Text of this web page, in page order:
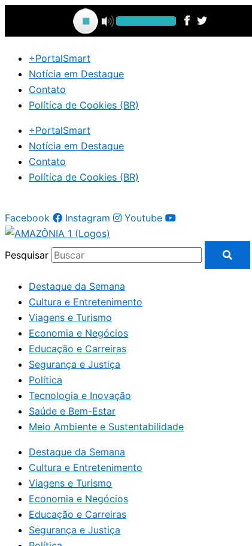
Ir
o
conteúdo+PortalSmart
Notícia em Destaque
Contato
Política de Cookies (BR)
+PortalSmart
Notícia em Destaque
Contato
Política de Cookies (BR)
Facebook Instagram Youtube
Pesquisar
Destaque da Semana
Cultura e Entretenimento
Viagens e Turismo
Economia e Negócios
Educação e Carreiras
Segurança e Justiça
Política
Tecnologia e Inovação
Saúde e Bem-Estar
Meio Ambiente e Sustentabilidade
Destaque da Semana
Cultura e Entretenimento
Viagens e Turismo
Economia e Negócios
Educação e Carreiras
Segurança e Justiça